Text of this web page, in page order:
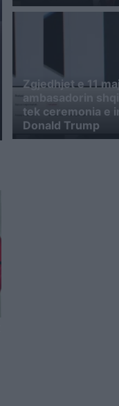
Zgjedhjet e 11
ambasadorin
tek ceremonia e
Donald Trump